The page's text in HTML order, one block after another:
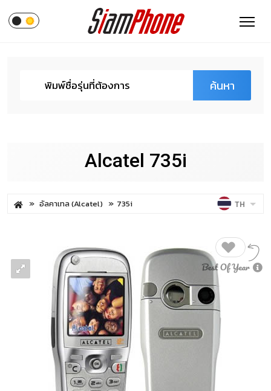
ค้นหา
Alcatel 735i
อัลคาเทล (Alcatel) 735i TH